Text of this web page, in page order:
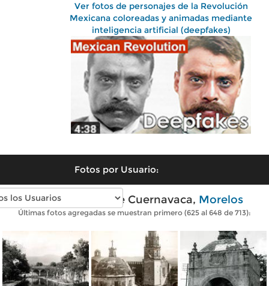
Ver fotos de personajes de la Revolución
Mexicana coloreadas y animadas mediante
inteligencia artificial (deepfakes)
Fotos por Usuario:
Fotos antiguas de Cuernavaca, Morelos
Últimas fotos agregadas se muestran primero (625 al 648 de 713):